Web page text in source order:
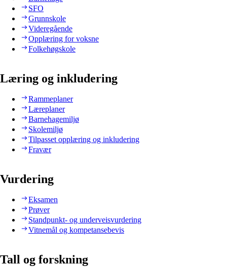
SFO
Grunnskole
Videregående
Opplæring for voksne
Folkehøgskole
Læring og inkludering
Rammeplaner
Læreplaner
Barnehagemiljø
Skolemiljø
Tilpasset opplæring og inkludering
Fravær
Vurdering
Eksamen
Prøver
Standpunkt- og underveisvurdering
Vitnemål og kompetansebevis
Tall og forskning